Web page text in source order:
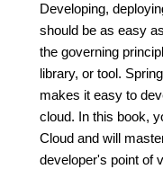
Developing,
should be as easy
the governing
library, or tool.
makes it easy to
cloud. In this book,
Cloud and will
developer's point of